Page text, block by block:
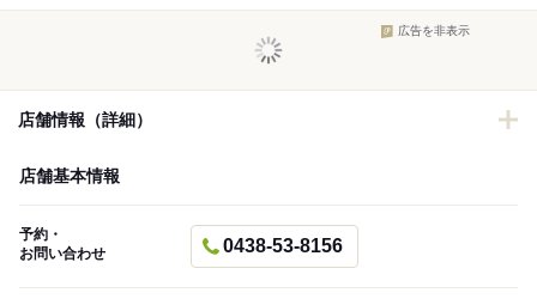
広告を非表示
店舗情報（詳細）
店舗基本情報
予約・
お問い合わせ
0438-53-8156